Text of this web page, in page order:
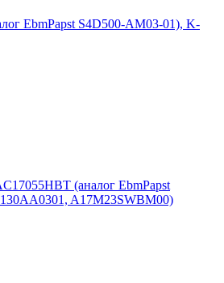
EbmPapst S4D500-AM03-01), K-
(аналог EbmPapst
A17M23SWBM00)